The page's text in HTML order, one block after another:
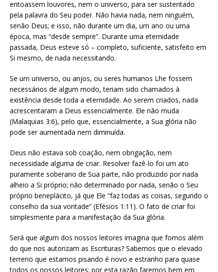
entoassem louvores, nem o universo, para ser sustentado
pela palavra do Seu poder. Não havia nada, nem ninguém,
senão Deus; e isso, não durante um dia, um ano ou uma
época, mas “desde sempre”. Durante uma eternidade
passada, Deus esteve só – completo, suficiente, satisfeito em
Si mesmo, de nada necessitando.
Se um universo, ou anjos, ou seres humanos Lhe fossem
necessários de algum modo, teriam sido chamados à
existência desde toda a eternidade. Ao serem criados, nada
acrescentaram a Deus essencialmente. Ele não muda
(Malaquias 3:6), pelo que, essencialmente, a Sua glória não
pode ser aumentada nem diminuída.
Deus não estava sob coação, nem obrigação, nem
necessidade alguma de criar. Resolver fazê-lo foi um ato
puramente soberano de Sua parte, não produzido por nada
alheio a Si próprio; não determinado por nada, senão o Seu
próprio beneplácito, já que Ele “faz todas as coisas, segundo o
conselho da sua vontade” (Efésios 1:11). O fato de criar foi
simplesmente para a manifestação da Sua glória.
Será que algum dos nossos leitores imagina que fomos além
do que nos autorizam as Escrituras? Sabemos que o elevado
terreno que estamos pisando é novo e estranho para quase
todos os nossos leitores; por esta razão faremos bem em